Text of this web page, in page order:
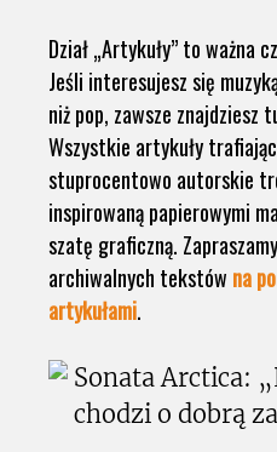
Dział „Artykuły” to ważna
Jeśli interesujesz się
niż pop, zawsze znajdziesz
Wszystkie artykuły
stuprocentowo autorskie
inspirowaną papierowymi
szatę graficzną.
archiwalnych tekstów na
artykułami.